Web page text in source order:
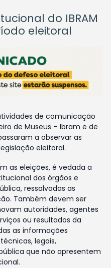
do IBRAM
eleitoral
de comunicação
de Museus – Ibram e de
a observar as
eleitoral.
as eleições, é vedada a
dos órgãos e
ressalvadas as
Também devem ser
autoridades, agentes
ou resultados da
as informações
legais,
que não apresentem